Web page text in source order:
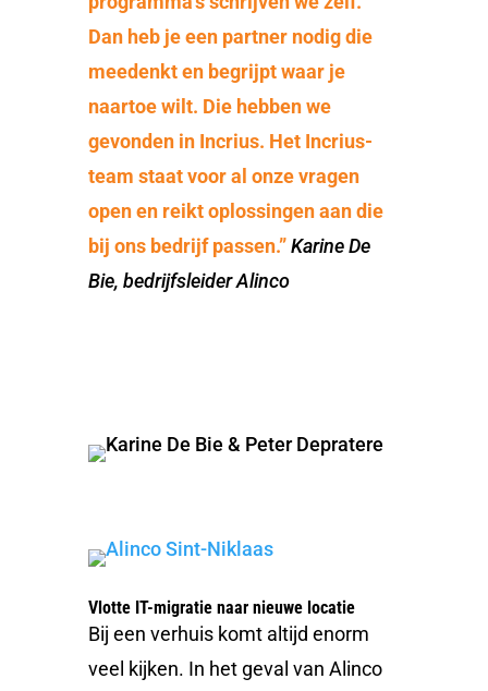
Dan heb je een partner nodig die
meedenkt en begrijpt waar je
naartoe wilt. Die hebben we
gevonden in Incrius. Het Incrius-
team staat voor al onze vragen
open en reikt oplossingen aan die
bij ons bedrijf passen.”Karine De
Bie, bedrijfsleider Alinco
Vlotte IT-migratie naar nieuwe locatie
Bij een verhuis komt altijd enorm
veel kijken. In het geval van Alinco